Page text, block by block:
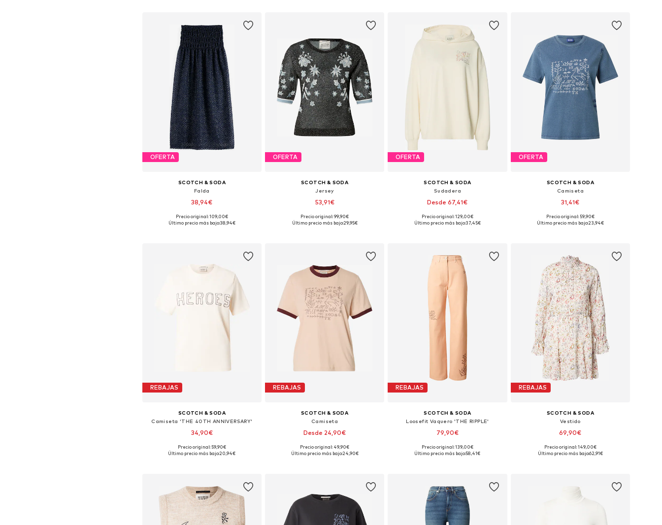
OFERTA
SCOTCH & SODA
Falda
38,94€
Tallas disponibles: 38, 40
Precio original: 109,00€
Último precio más bajo:38,94€
OFERTA
SCOTCH & SODA
Jersey
53,91€
Tallas disponibles: XS, S, M
Precio original: 99,90€
Último precio más bajo:29,95€
OFERTA
SCOTCH & SODA
Sudadera
Desde 67,41€
Tallas disponibles: XS, S, M
Precio original: 129,00€
Último precio más bajo:37,45€
OFERTA
SCOTCH & SODA
Camiseta
31,41€
Tallas disponibles: XS, S, M
Precio original: 59,90€
Último precio más bajo:23,94€
REBAJAS
SCOTCH & SODA
Camiseta 'THE 40TH ANNIVERSARY'
34,90€
Tallas disponibles: S, M
Precio original: 59,90€
Último precio más bajo:20,94€
REBAJAS
SCOTCH & SODA
Camiseta
Desde 24,90€
Tallas disponibles: XS, S, M
Precio original: 49,90€
Último precio más bajo:24,90€
REBAJAS
SCOTCH & SODA
Loosefit Vaquero 'THE RIPPLE'
79,90€
Disponible en muchas tallas
Precio original: 139,00€
Último precio más bajo:58,41€
REBAJAS
SCOTCH & SODA
Vestido
69,90€
Tallas disponibles: 36, 38, 42
Precio original: 149,00€
Último precio más bajo:62,91€